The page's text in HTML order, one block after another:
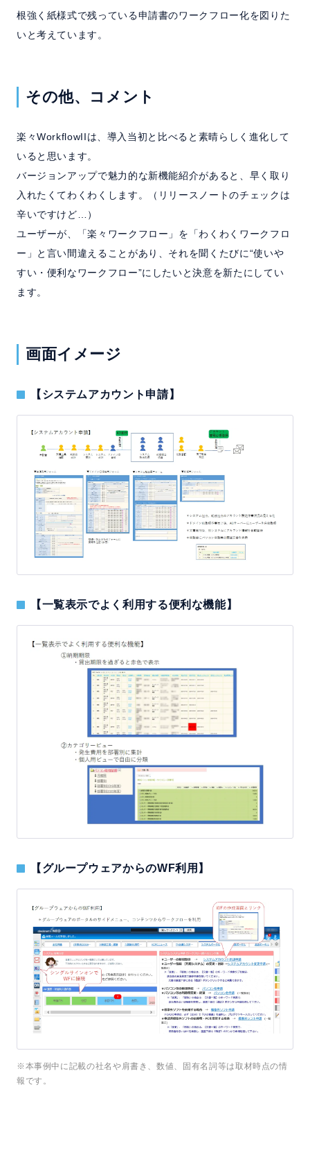
根強く紙様式で残っている申請書のワークフロー化を図りた
いと考えています。
その他、コメント
楽々WorkflowIIは、導入当初と比べると素晴らしく進化して
いると思います。
バージョンアップで魅力的な新機能紹介があると、早く取り
入れたくてわくわくします。（リリースノートのチェックは
辛いですけど…）
ユーザーが、「楽々ワークフロー」を「わくわくワークフロ
ー」と言い間違えることがあり、それを聞くたびに“使いや
すい・便利なワークフロー”にしたいと決意を新たにしてい
ます。
画面イメージ
【システムアカウント申請】
【一覧表示でよく利用する便利な機能】
【グループウェアからのWF利用】
※本事例中に記載の社名や肩書き、数値、固有名詞等は取材時点の情
報です。